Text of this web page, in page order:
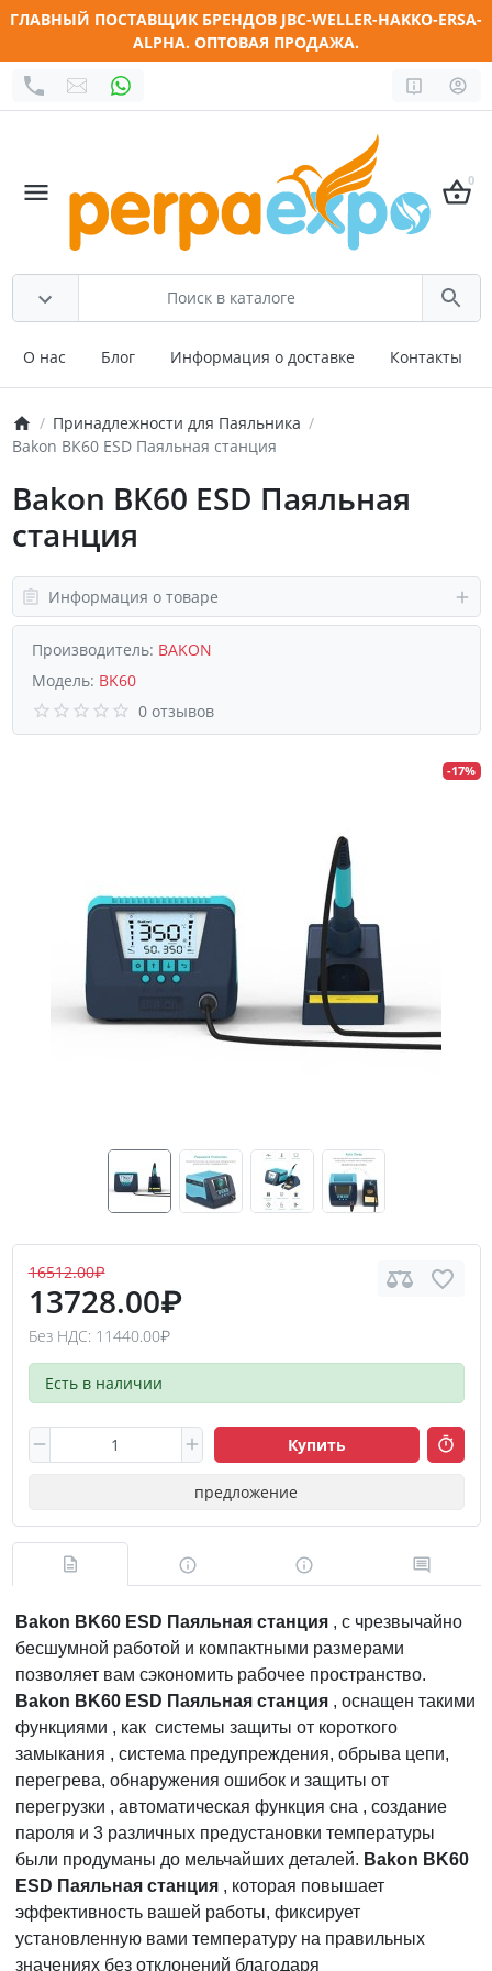
ГЛАВНЫЙ ПОСТАВЩИК БРЕНДОВ JBC-WELLER-HAKKO-ERSA-
ALPHA. ОПТОВАЯ ПРОДАЖА.
0
О нас Блог Информация о доставке Контакты
Принадлежности для Паяльника
Bakon BK60 ESD Паяльная станция
Bakon BK60 ESD Паяльная
станция
Информация о товаре
Производитель: BAKON
Модель: BK60
0 отзывов
-17%
16512.00₽
13728.00₽
Без НДС: 11440.00₽
Есть в наличии
Купить
предложение
Bakon BK60 ESD Паяльная станция , с чрезвычайно
бесшумной работой и компактными размерами
позволяет вам сэкономить рабочее пространство.
Bakon BK60 ESD Паяльная станция , оснащен такими
функциями , как системы защиты от короткого
замыкания , система предупреждения, обрыва цепи,
перегрева, обнаружения ошибок и защиты от
перегрузки , автоматическая функция сна , создание
пароля и 3 различных предустановки температуры
были продуманы до мельчайших деталей. Bakon BK60
ESD Паяльная станция , которая повышает
эффективность вашей работы, фиксирует
установленную вами температуру на правильных
значениях без отклонений благодаря